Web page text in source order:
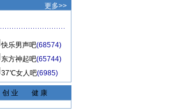
更多>>
快乐男声吧(68574)
东方神起吧(65744)
37℃女人吧(6985)
创 业 健 康